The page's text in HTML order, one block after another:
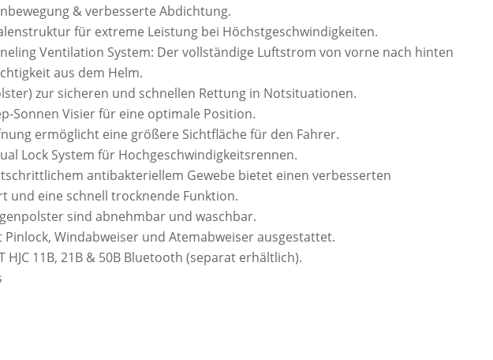
& verbesserte Abdichtung.
für extreme Leistung bei Höchstgeschwindigkeiten.
Ventilation System: Der vollständige Luftstrom von vorne nach hinten
aus dem Helm.
zur sicheren und schnellen Rettung in Notsituationen.
Sonnen Visier für eine optimale Position.
ermöglicht eine größere Sichtfläche für den Fahrer.
Lock System für Hochgeschwindigkeitsrennen.
antibakteriellem Gewebe bietet einen verbesserten
und eine schnell trocknende Funktion.
sind abnehmbar und waschbar.
Windabweiser und Atemabweiser ausgestattet.
HJC 11B, 21B & 50B Bluetooth (separat erhältlich).